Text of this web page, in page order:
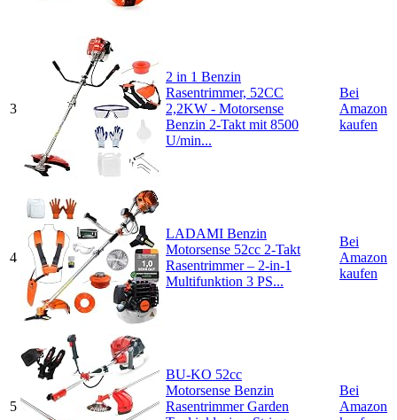
3
2 in 1 Benzin
Rasentrimmer, 52CC
2,2KW - Motorsense
Benzin 2-Takt mit 8500
U/min...
Bei
Amazon
kaufen
4
LADAMI Benzin
Motorsense 52cc 2-Takt
Rasentrimmer – 2-in-1
Multifunktion 3 PS...
Bei
Amazon
kaufen
5
BU-KO 52cc
Motorsense Benzin
Rasentrimmer Garden
Bei
Amazon